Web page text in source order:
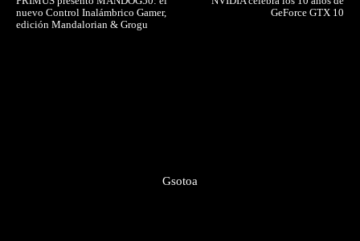
nuevo Control Inalámbrico Gamer,
edición Mandalorian & Grogu
GeForce GTX 10
Gsotoa